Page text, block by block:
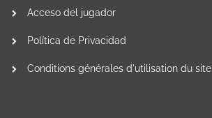
Aristella Kebab
Acceso del jugador
Política de Privacidad
Conditions générales d'utilisation du site